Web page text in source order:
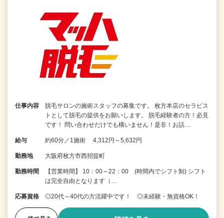
仕事内容
脱毛サロンの施術スタッフの募集です。 枚方本店のセラピス
トとして脱毛の提供をお願いします。 脱毛経験者の方！必見
です！ 問い合わせだけでも構いません！是非！お話…
給与 約60分／1施術 4,312円～5,632円
勤務地 大阪府枚方市西招提町
勤務時間
【営業時間】 10：00～22：00 (時間内でシフト制) シフト
は完全自由となります（…
応募資格 ◎20代～40代の方活躍中です！ ◎未経験・無資格OK！